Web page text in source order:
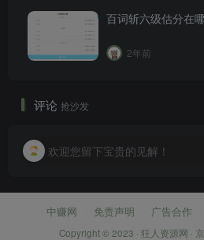
百词斩六级估分在
2年前
评论 抢沙发
欢迎您留下宝贵的见解！
中赚网 免责声明 广告合作
Copyright © 2023 · 狂人资源网 ·